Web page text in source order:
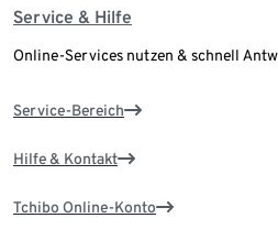
Service & Hilfe
Online-Services nutzen & schnell
Service-Bereich
Hilfe & Kontakt
Tchibo Online-Konto